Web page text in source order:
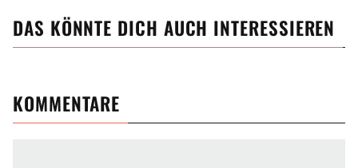
DAS KÖNNTE DICH AUCH INTERESSIEREN
KOMMENTARE